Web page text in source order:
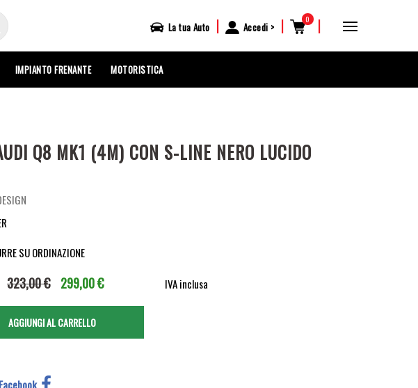
La tua Auto | Accedi | 0 |
IMPIANTO FRENANTE MOTORISTICA
Q8 MK1 (4M) CON S-LINE NERO LUCIDO
SU ORDINAZIONE
323,00 € 299,00 € IVA inclusa